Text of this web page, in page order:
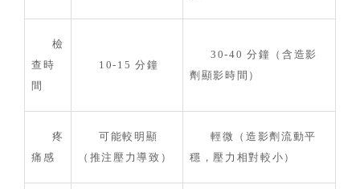
檢
查時
間
10-15 分鐘
30-40 分鐘（含造影
劑顯影時間）
疼
痛感
可能較明顯
（推注壓力導致）
輕微（造影劑流動平
穩，壓力相對較小）